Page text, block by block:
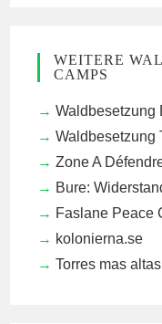
WEITERE
CAMPS
Waldbesetzung
Waldbesetzung
Zone A
Bure:
Faslane Peace
kolonierna.se
Torres mas